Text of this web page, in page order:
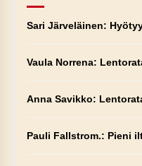
Sari Järveläinen:
Vaula Norrena:
Anna Savikko:
Pauli Fallstrom.: Pieni